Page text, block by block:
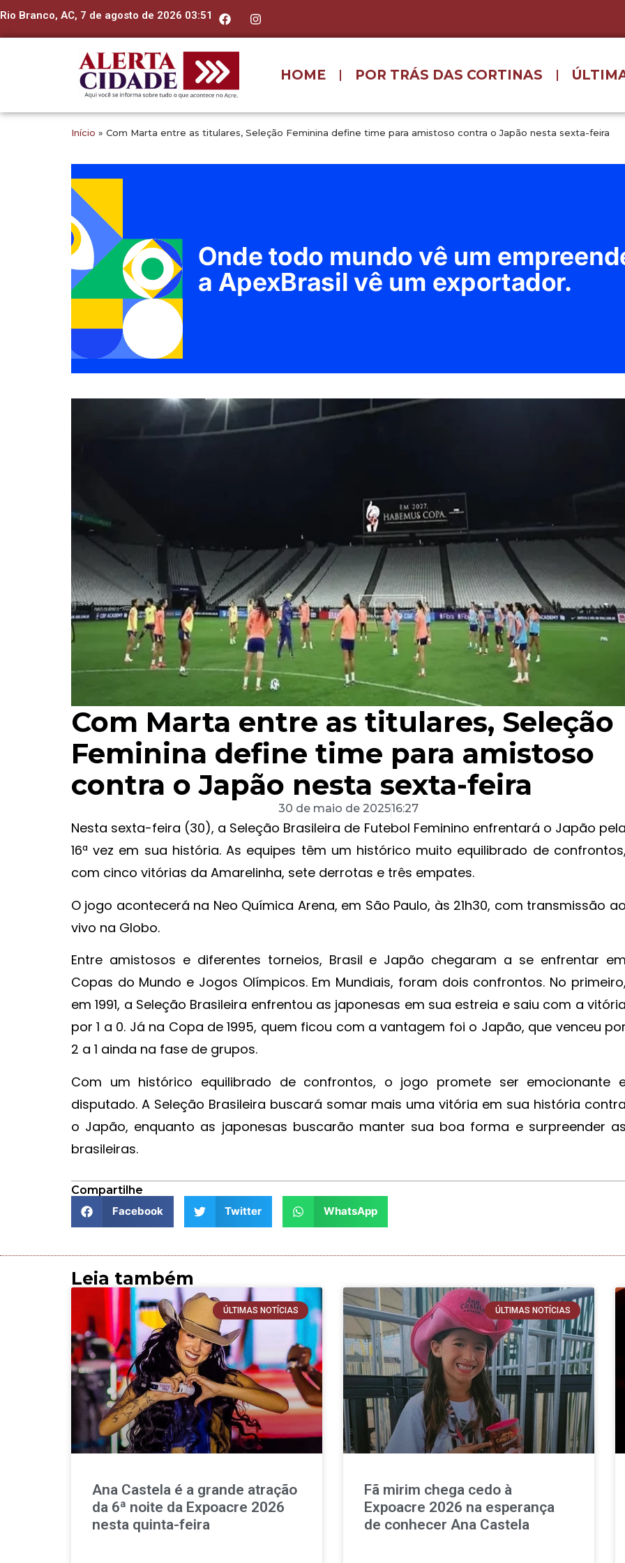
Rio Branco, AC, 7 de agosto de 2026 03:51
HOME POR TRÁS DAS CORTINAS
Início » Com Marta entre as titulares, Seleção Feminina define time para amistoso contra o Japão nesta sexta-feira
Com Marta entre as titulares, Seleção
Feminina define time para amistoso
contra o Japão nesta sexta-feira
30 de maio de 202516:27
Nesta sexta-feira (30), a Seleção Brasileira de Futebol Feminino enfrentará o Japão pela
16ª vez em sua história. As equipes têm um histórico muito equilibrado de confrontos,
com cinco vitórias da Amarelinha, sete derrotas e três empates.
O jogo acontecerá na Neo Química Arena, em São Paulo, às 21h30, com transmissão ao
vivo na Globo.
Entre amistosos e diferentes torneios, Brasil e Japão chegaram a se enfrentar em
Copas do Mundo e Jogos Olímpicos. Em Mundiais, foram dois confrontos. No primeiro,
em 1991, a Seleção Brasileira enfrentou as japonesas em sua estreia e saiu com a vitória
por 1 a 0. Já na Copa de 1995, quem ficou com a vantagem foi o Japão, que venceu por
2 a 1 ainda na fase de grupos.
Com um histórico equilibrado de confrontos, o jogo promete ser emocionante
disputado. A Seleção Brasileira buscará somar mais uma vitória em sua história contra
o Japão, enquanto as japonesas buscarão manter sua boa forma e surpreender as
brasileiras.
Compartilhe
Facebook
Twitter WhatsApp
Leia também
ÚLTIMAS NOTÍCIAS
Ana Castela é a grande atração
da 6ª noite da Expoacre 2026
nesta quinta-feira
ÚLTIMAS NOTÍCIAS
Fã mirim chega cedo à
Expoacre 2026 na esperança
de conhecer Ana Castela